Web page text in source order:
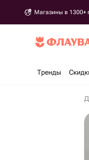
Магазины в 1300+
Тренды